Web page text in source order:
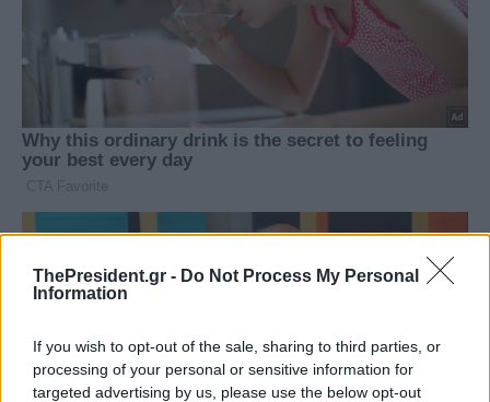
ThePresident.gr - Do Not Process My Personal
Information
If you wish to opt-out of the sale, sharing to third parties, or
processing of your personal or sensitive information for
targeted advertising by us, please use the below opt-out